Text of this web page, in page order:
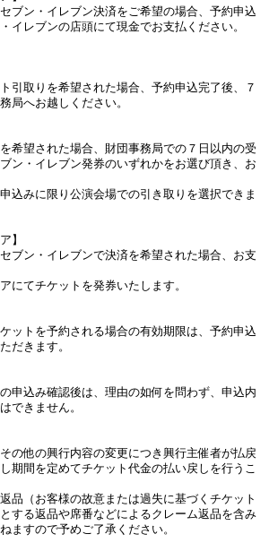
ブン・イレブン決済をご希望の場合、予約申込
イレブンの店頭にて現金でお支払ください。
引取りを希望された場合、予約申込完了後、７
局へお越しください。
希望された場合、財団事務局での７日以内の受
ン・イレブン発券のいずれかをお選び頂き、お
込みに限り公演会場での引き取りを選択できま
】
ブン・イレブンで決済を希望された場合、お支
にてチケットを発券いたします。
ットを予約される場合の有効期限は、予約申込
だきます。
申込み確認後は、理由の如何を問わず、申込内
できません。
の他の興行内容の変更につき興行主催者が払戻
期間を定めてチケット代金の払い戻しを行うこ
品（お客様の故意または過失に基づくチケット
する返品や席番などによるクレーム返品を含み
ますので予めご了承ください。